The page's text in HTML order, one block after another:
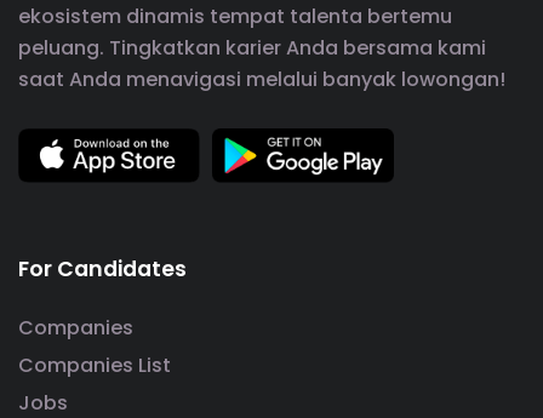
ekosistem dinamis tempat talenta bertemu
peluang. Tingkatkan karier Anda bersama kami
saat Anda menavigasi melalui banyak lowongan!
For Candidates
Companies
Companies List
Jobs